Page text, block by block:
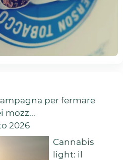
per fermare
mozz...
2026
Cannabis
light: il